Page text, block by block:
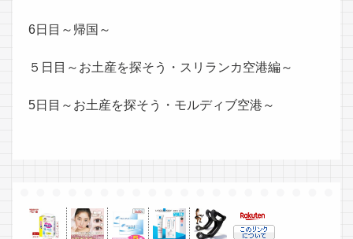
6日目～帰国～
５日目～お土産を探そう・スリランカ空港編～
5日目～お土産を探そう・モルディブ空港～